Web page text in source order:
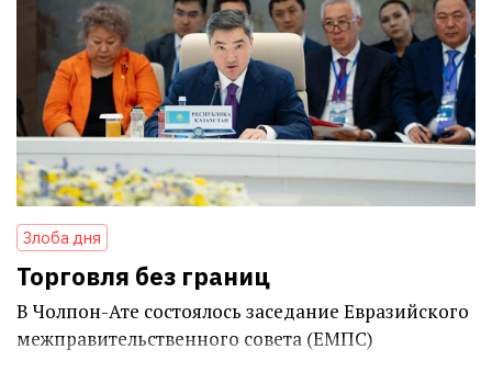
Злоба дня
Торговля без границ
В Чолпон-Ате состоялось заседание Евразийского
межправительственного совета (ЕМПС)